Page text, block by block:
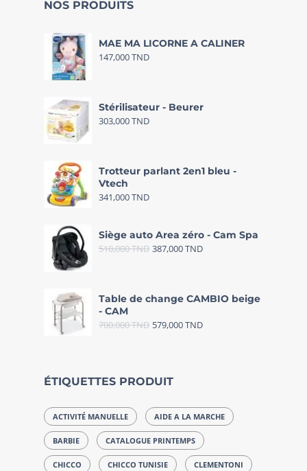
NOS PRODUITS
MAE MA LICORNE A CALINER
147,000TND
Stérilisateur - Beurer
303,000TND
Trotteur parlant 2en1 bleu -
Vtech
341,000TND
Siège auto Area zéro - Cam Spa
510,000TND 387,000TND
Table de change CAMBIO beige
- CAM
700,000TND 579,000TND
ÉTIQUETTES PRODUIT
ACTIVITÉ MANUELLE AIDE A LA MARCHE
BARBIE CATALOGUE PRINTEMPS
CHICCO CHICCO TUNISIE CLEMENTONI